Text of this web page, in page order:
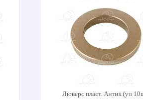
Люверс пласт. Антик (уп